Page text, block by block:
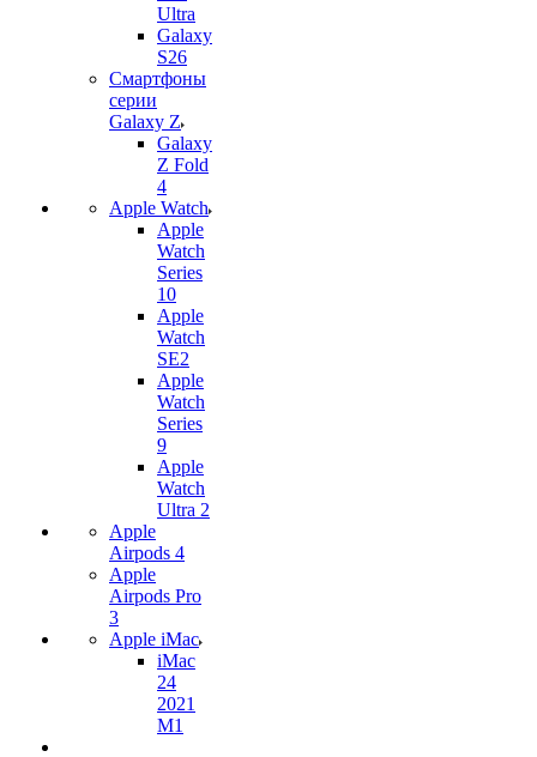
Ultra
Galaxy
S26
Смартфоны
серии
Galaxy Z
Galaxy
Z Fold
4
Apple Watch
Apple
Watch
Series
10
Apple
Watch
SE2
Apple
Watch
Series
9
Apple
Watch
Ultra 2
Apple
Airpods 4
Apple
Airpods Pro
3
Apple iMac
iMac
24
2021
M1